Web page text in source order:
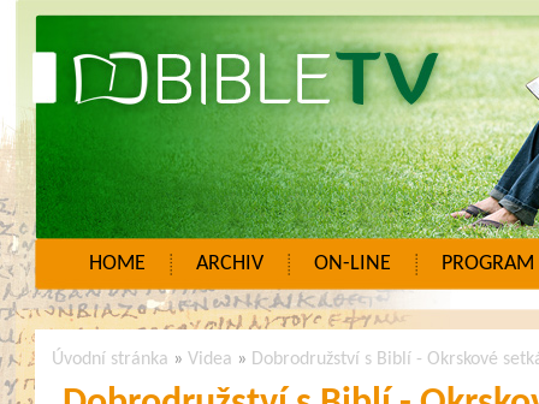
HOME ARCHIV ON-LINE PROGRAM
Úvodní stránka » Videa » Dobrodružství s Biblí - Okrskové